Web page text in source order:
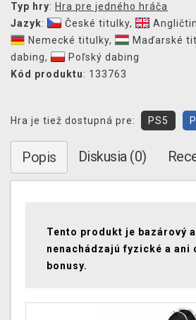
Typ hry: Hra pre jedného hráča
Jazyk: České titulky,
Nemecké titulky, Maďarské
dabing,
Poľský dabing
Kód produktu: 133763
Hra je tiež dostupná pre: PS5
Popis Diskusia (0)
Tento produkt je bazárový
nenachádzajú fyzické a ani
bonusy.